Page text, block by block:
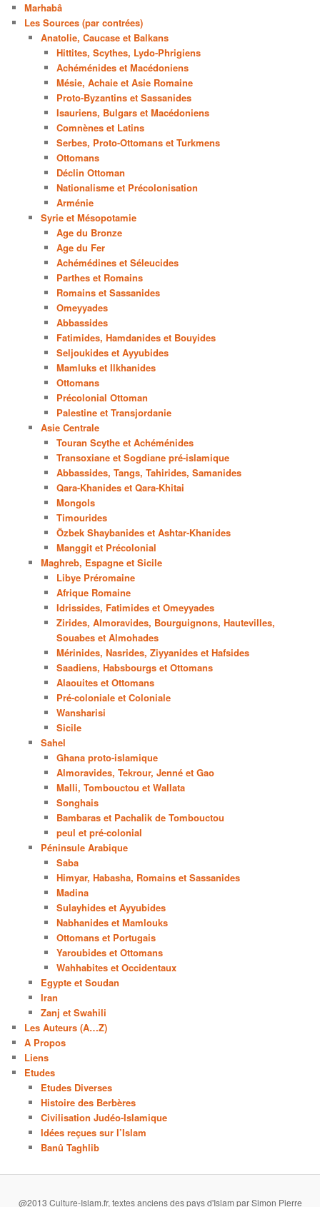
Marhabâ
Les Sources (par contrées)
Anatolie, Caucase et Balkans
Hittites, Scythes, Lydo-Phrigiens
Achéménides et Macédoniens
Mésie, Achaie et Asie Romaine
Proto-Byzantins et Sassanides
Isauriens, Bulgars et Macédoniens
Comnènes et Latins
Serbes, Proto-Ottomans et Turkmens
Ottomans
Déclin Ottoman
Nationalisme et Précolonisation
Arménie
Syrie et Mésopotamie
Age du Bronze
Age du Fer
Achémédines et Séleucides
Parthes et Romains
Romains et Sassanides
Omeyyades
Abbassides
Fatimides, Hamdanides et Bouyides
Seljoukides et Ayyubides
Mamluks et Ilkhanides
Ottomans
Précolonial Ottoman
Palestine et Transjordanie
Asie Centrale
Touran Scythe et Achéménides
Transoxiane et Sogdiane pré-islamique
Abbassides, Tangs, Tahirides, Samanides
Qara-Khanides et Qara-Khitai
Mongols
Timourides
Özbek Shaybanides et Ashtar-Khanides
Manggit et Précolonial
Maghreb, Espagne et Sicile
Libye Préromaine
Afrique Romaine
Idrissides, Fatimides et Omeyyades
Zirides, Almoravides, Bourguignons, Hautevilles,
Souabes et Almohades
Mérinides, Nasrides, Ziyyanides et Hafsides
Saadiens, Habsbourgs et Ottomans
Alaouites et Ottomans
Pré-coloniale et Coloniale
Wansharisi
Sicile
Sahel
Ghana proto-islamique
Almoravides, Tekrour, Jenné et Gao
Malli, Tombouctou et Wallata
Songhais
Bambaras et Pachalik de Tombouctou
peul et pré-colonial
Péninsule Arabique
Saba
Himyar, Habasha, Romains et Sassanides
Madina
Sulayhides et Ayyubides
Nabhanides et Mamlouks
Ottomans et Portugais
Yaroubides et Ottomans
Wahhabites et Occidentaux
Egypte et Soudan
Iran
Zanj et Swahili
Les Auteurs (A…Z)
A Propos
Liens
Etudes
Etudes Diverses
Histoire des Berbères
Civilisation Judéo-Islamique
Idées reçues sur l’Islam
Banû Taghlib
@2013 Culture-Islam.fr, textes anciens des pays d'Islam par Simon Pierre